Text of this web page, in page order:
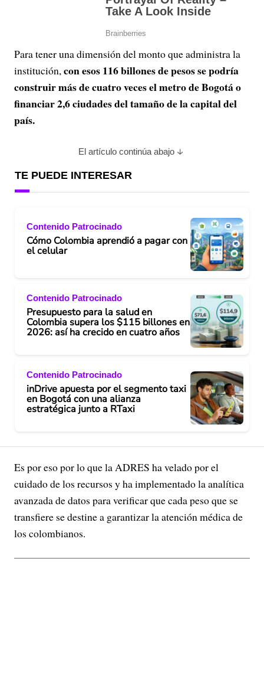
Para tener una dimensión del monto que administra la
institución,con esos 116 billones de pesos se podría
construir más de cuatro veces el metro de Bogotá o
financiar 2,6 ciudades del tamaño de la capital del
país.
El artículo continúa abajo
TE PUEDE INTERESAR
Contenido Patrocinado
Cómo Colombia aprendió a pagar con
el celular
Contenido Patrocinado
Presupuesto para la salud en
Colombia supera los $115 billones en
2026: así ha crecido en cuatro años
Contenido Patrocinado
inDrive apuesta por el segmento taxi
en Bogotá con una alianza
estratégica junto a RTaxi
Es por eso por lo que la ADRES ha velado por el
cuidado de los recursos y ha implementado la analítica
avanzada de datos para verificar que cada peso que se
transfiere se destine a garantizar la atención médica de
los colombianos.